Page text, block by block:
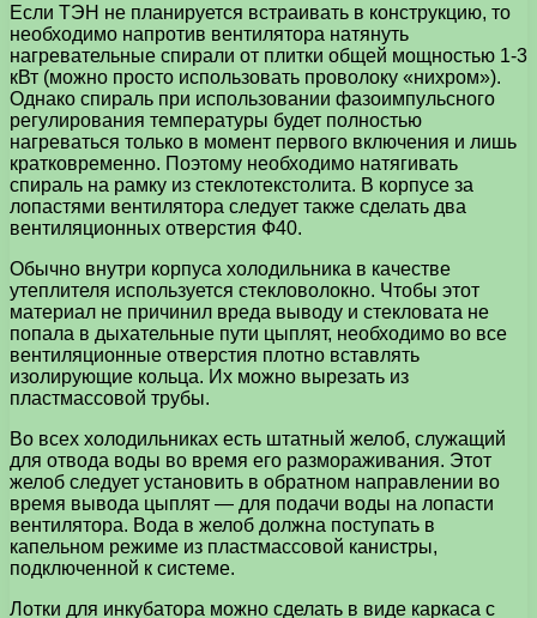
Если ТЭН не планируется встраивать в конструкцию, то
необходимо напротив вентилятора натянуть
нагревательные спирали от плитки общей мощностью 1-3
кВт (можно просто использовать проволоку «нихром»).
Однако спираль при использовании фазоимпульсного
регулирования температуры будет полностью
нагреваться только в момент первого включения и лишь
кратковременно. Поэтому необходимо натягивать
спираль на рамку из стеклотекстолита. В корпусе за
лопастями вентилятора следует также сделать два
вентиляционных отверстия Ф40.
Обычно внутри корпуса холодильника в качестве
утеплителя используется стекловолокно. Чтобы этот
материал не причинил вреда выводу и стекловата не
попала в дыхательные пути цыплят, необходимо во все
вентиляционные отверстия плотно вставлять
изолирующие кольца. Их можно вырезать из
пластмассовой трубы.
Во всех холодильниках есть штатный желоб, служащий
для отвода воды во время его размораживания. Этот
желоб следует установить в обратном направлении во
время вывода цыплят — для подачи воды на лопасти
вентилятора. Вода в желоб должна поступать в
капельном режиме из пластмассовой канистры,
подключенной к системе.
Лотки для инкубатора можно сделать в виде каркаса с